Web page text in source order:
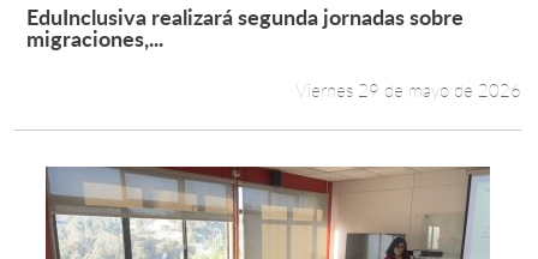
Leer más +
EduInclusiva realizará segunda jornadas sobre
migraciones,...
Viernes 29 de mayo de 2026